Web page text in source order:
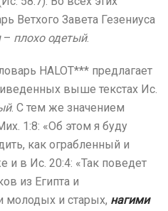
Ветхого Завета Гезениуса
– плохо одетый.
HALOT*** предлагает
выше текстах Ис.
. С тем же значением
1:8: «Об этом я буду
как ограбленный и
и в Ис. 20:4: «Так поведет
из Египта и
молодых и старых, нагими